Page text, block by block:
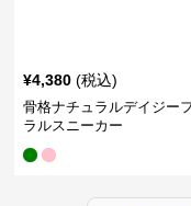
¥4,380 (税込)
骨格ナチュラルデイジー
ラルスニーカー